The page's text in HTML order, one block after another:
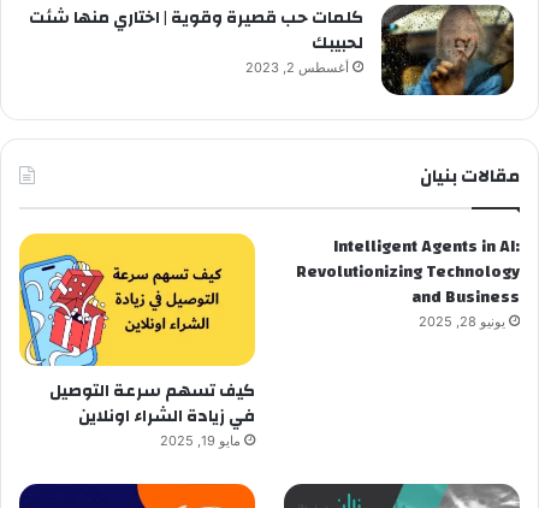
كلمات حب قصيرة وقوية | اختاري منها شئت
لحبيبك
أغسطس 2, 2023
مقالات بنيان
Intelligent Agents in AI:
Revolutionizing Technology
and Business
يونيو 28, 2025
كيف تسهم سرعة التوصيل
في زيادة الشراء اونلاين
مايو 19, 2025